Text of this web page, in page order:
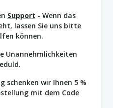
Support - Wenn das
lassen Sie uns bitte
können.
Unannehmlichkeiten
schenken wir Ihnen 5 %
mit dem Code